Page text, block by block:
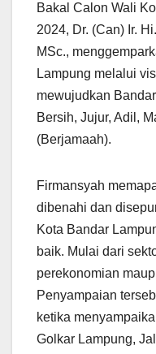
Bakal Calon Wali
2024, Dr. (Can) Ir.
MSc.,
Lampung melalui
mewujudkan
Bersih, Jujur, Adil,
(Berjamaah).
Firmansyah
dibenahi dan
Kota Bandar
baik. Mulai dari
perekonomian
Penyampaian
ketika
Golkar Lampung,